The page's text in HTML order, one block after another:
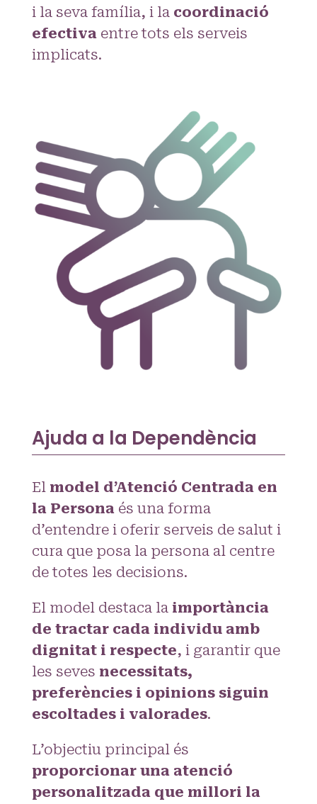
i la seva família, i la coordinació
efectivaentre tots els serveis
implicats.
Ajuda a la Dependència
El model d’Atenció Centrada en
la Personaés una forma
d’entendre i oferir serveis de salut i
cura que posa la persona al centre
de totes les decisions.
El model destaca laimportància
de tractar cada individu amb
dignitat i respecte, i garantir que
les seves necessitats,
preferències i opinions siguin
escoltades i valorades.
L’objectiu principal és
proporcionar una atenció
personalitzada que millori la